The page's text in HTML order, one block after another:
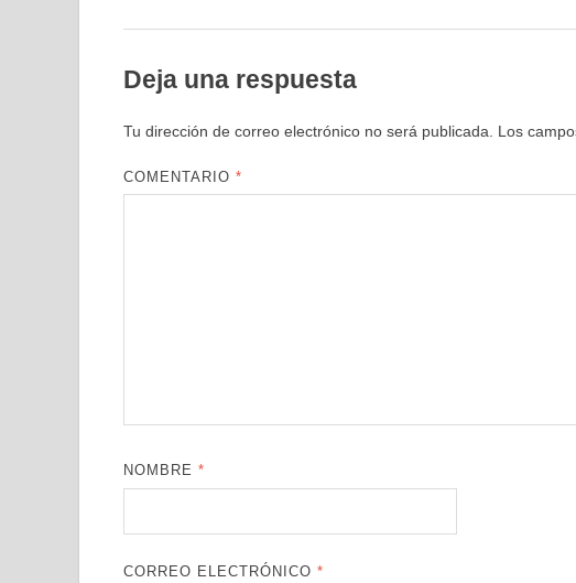
Deja una respuesta
Tu dirección de correo electrónico no será publicada. Los
COMENTARIO*
NOMBRE*
CORREO ELECTRÓNICO*